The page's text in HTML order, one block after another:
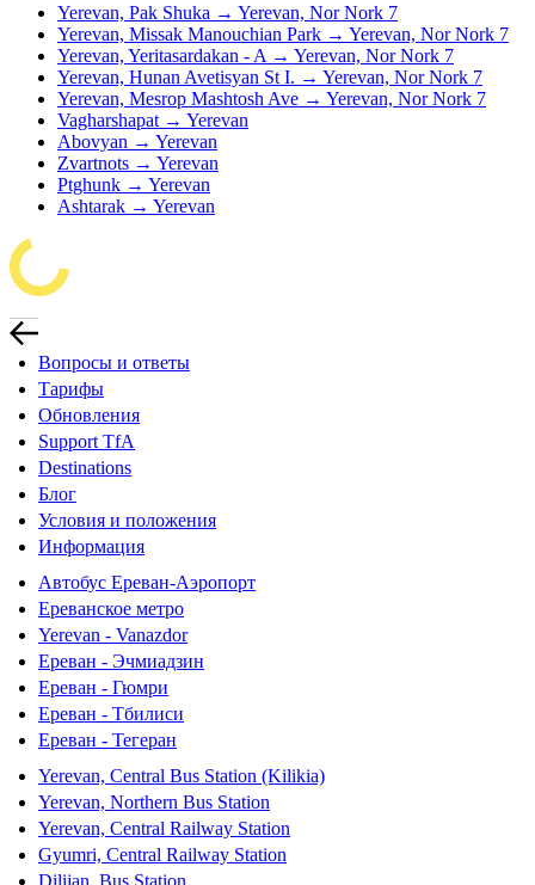
Yerevan, Pak Shuka → Yerevan, Nor Nork 7
Yerevan, Missak Manouchian Park → Yerevan, Nor Nork 7
Yerevan, Yeritasardakan - A → Yerevan, Nor Nork 7
Yerevan, Hunan Avetisyan St I. → Yerevan, Nor Nork 7
Yerevan, Mesrop Mashtosh Ave → Yerevan, Nor Nork 7
Vagharshapat → Yerevan
Abovyan → Yerevan
Zvartnots → Yerevan
Ptghunk → Yerevan
Ashtarak → Yerevan
Вопросы и ответы
Тарифы
Обновления
Support TfA
Destinations
Блог
Условия и положения
Информация
Автобус Ереван-Аэропорт
Ереванское метро
Yerevan - Vanazdor
Ереван - Эчмиадзин
Ереван - Гюмри
Ереван - Тбилиси
Ереван - Тегеран
Yerevan, Central Bus Station (Kilikia)
Yerevan, Northern Bus Station
Yerevan, Central Railway Station
Gyumri, Central Railway Station
Dilijan, Bus Station